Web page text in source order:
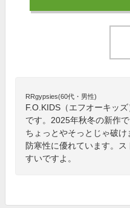
RRgypsies(60代・男性)
F.O.KIDS（エフオーキッ
です。2025年秋冬の新作
ちょっとやそっとじゃ破け
防寒性に優れています。
すいですよ。